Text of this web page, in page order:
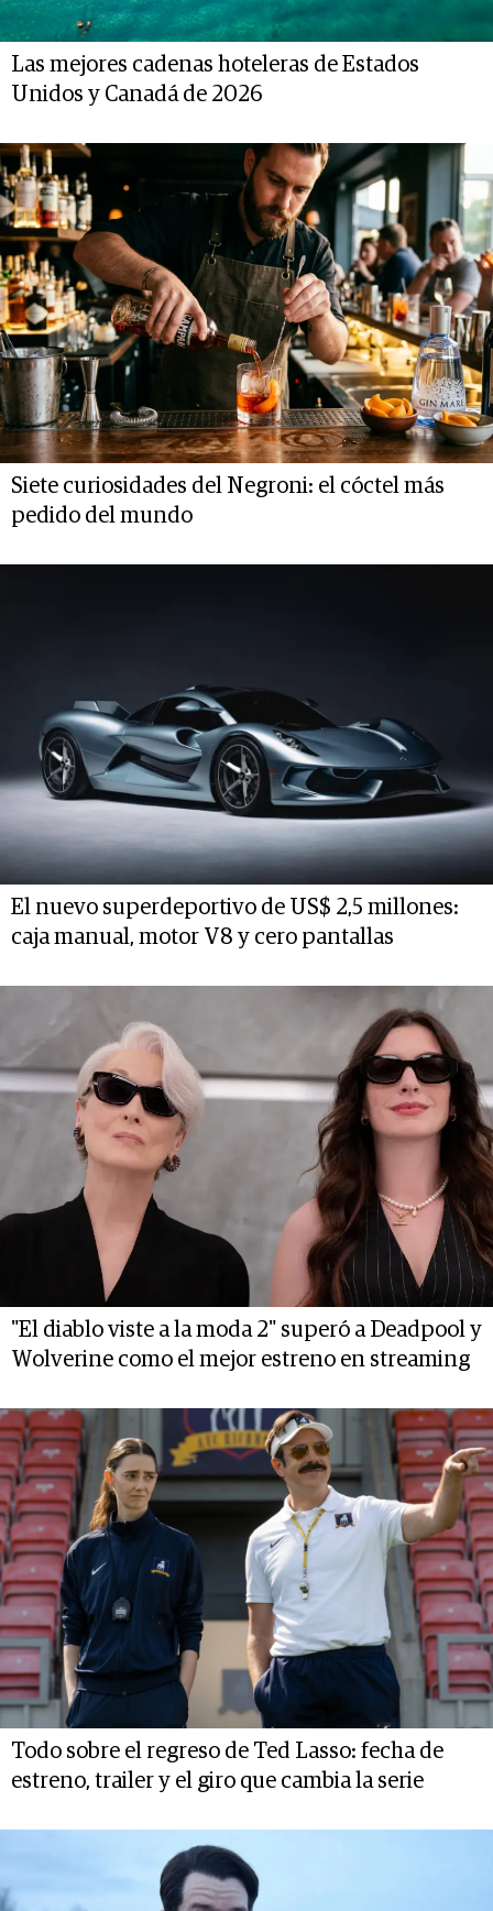
Las mejores cadenas hoteleras de Estados
Unidos y Canadá de 2026
Siete curiosidades del Negroni: el cóctel más
pedido del mundo
El nuevo superdeportivo de US$ 2,5 millones:
caja manual, motor V8 y cero pantallas
"El diablo viste a la moda 2" superó a Deadpool y
Wolverine como el mejor estreno en streaming
Todo sobre el regreso de Ted Lasso: fecha de
estreno, trailer y el giro que cambia la serie